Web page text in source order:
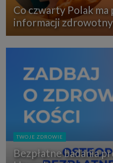
Co czwarty Polak
informacji
TWOJE ZDROWIE
Bezpłatne badania